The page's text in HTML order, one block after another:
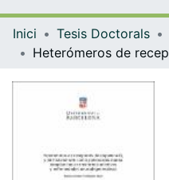
Inici Tesis Doctorals